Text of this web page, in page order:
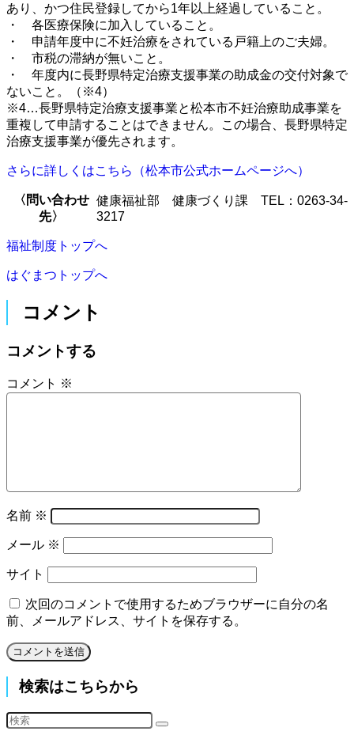
あり、かつ住民登録してから1年以上経過していること。
・ 各医療保険に加入していること。
・ 申請年度中に不妊治療をされている戸籍上のご夫婦。
・ 市税の滞納が無いこと。
・ 年度内に長野県特定治療支援事業の助成金の交付対象で
ないこと。（※4）
※4…長野県特定治療支援事業と松本市不妊治療助成事業を
重複して申請することはできません。この場合、長野県特定
治療支援事業が優先されます。
さらに詳しくはこちら（松本市公式ホームページへ）
〈問い合わせ
先〉
健康福祉部 健康づくり課 TEL：0263-34-
3217
福祉制度トップへ
はぐまつトップへ
コメント
コメントする
コメント ※
名前 ※
メール ※
サイト
次回のコメントで使用するためブラウザーに自分の名
前、メールアドレス、サイトを保存する。
検索はこちらから